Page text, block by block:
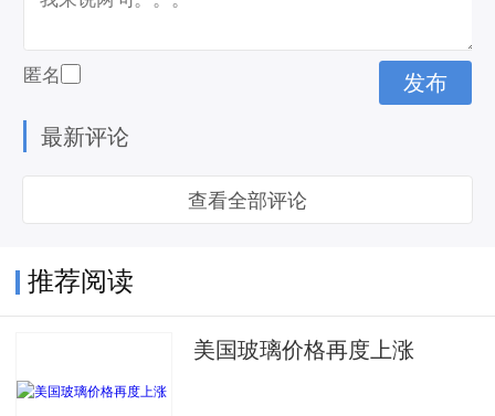
匿名
最新评论
查看全部评论
推荐阅读
美国玻璃价格再度上涨